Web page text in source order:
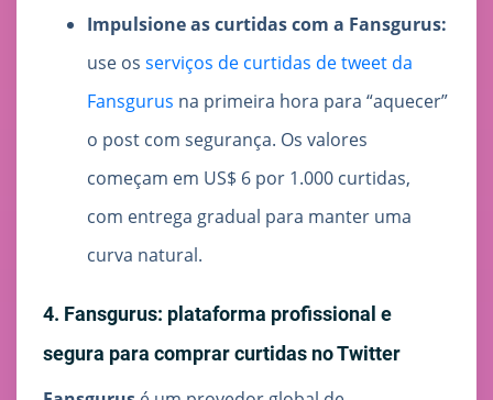
Impulsione as curtidas com a Fansgurus:
use os serviços de curtidas de tweet da
Fansgurus na primeira hora para “aquecer”
o post com segurança. Os valores
começam em US$ 6 por 1.000 curtidas,
com entrega gradual para manter uma
curva natural.
4. Fansgurus: plataforma profissional e
segura para comprar curtidas no Twitter